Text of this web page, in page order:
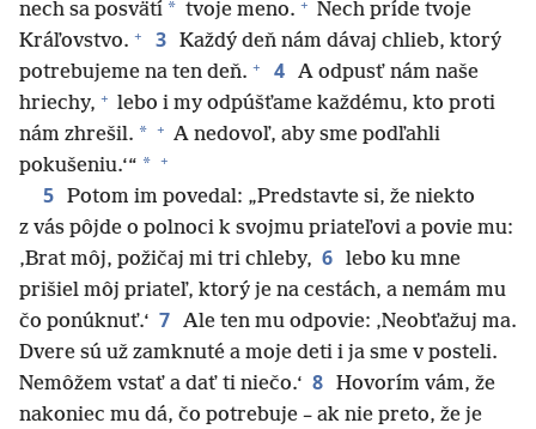
nech sa posvätí * tvoje meno. + Nech príde tvoje
Kráľovstvo. + 3 Každý deň nám dávaj chlieb, ktorý
potrebujeme na ten deň. + 4 A odpusť nám naše
hriechy, + lebo i my odpúšťame každému, kto proti
nám zhrešil. * + A nedovoľ, aby sme podľahli
pokušeniu.‘“ * +
5 Potom im povedal: „Predstavte si, že niekto
z vás pôjde o polnoci k svojmu priateľovi a povie mu:
‚Brat môj, požičaj mi tri chleby, 6 lebo ku mne
prišiel môj priateľ, ktorý je na cestách, a nemám mu
čo ponúknuť.‘ 7 Ale ten mu odpovie: ‚Neobťažuj ma.
Dvere sú už zamknuté a moje deti i ja sme v posteli.
Nemôžem vstať a dať ti niečo.‘ 8 Hovorím vám, že
nakoniec mu dá, čo potrebuje – ak nie preto, že je